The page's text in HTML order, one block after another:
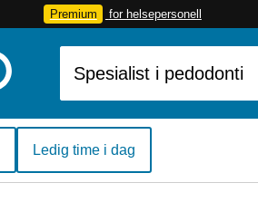
Premium for helsepersonell
Ledig time i dag